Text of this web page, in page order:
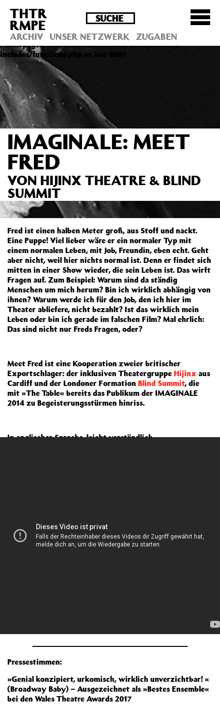
Deprecated : Die Funktion post_permalink ist seit
Version 4.4.0 veraltet! Verwende stattdessen
get_permalink(). in
/homepages/10/d43051023/htdocs/wordpress/wp-
includes/functions.php
on line
THTR
RMPE
ARCHIV UNSER NETZWERK ZUGABEN
IMAGINALE: MEET
FRED
VON HIJINX THEATRE & BLIND
SUMMIT
Fred ist einen halben Meter groß, aus Stoff und nackt.
Eine Puppe! Viel lieber wäre er ein normaler Typ mit
einem normalen Leben, mit Job, Freundin, eben echt. Geht
aber nicht, weil hier nichts normal ist. Denn er findet sich
mitten in einer Show wieder, die sein Leben ist. Das wirft
Fragen auf. Zum Beispiel: Warum sind da ständig
Menschen um mich herum? Bin ich wirklich abhängig von
ihnen? Warum werde ich für den Job, den ich hier im
Theater abliefere, nicht bezahlt? Ist das wirklich mein
Leben oder bin ich gerade im falschen Film? Mal ehrlich:
Das sind nicht nur Freds Fragen, oder?
Meet Fred ist eine Kooperation zweier britischer
Exportschlager: der inklusiven Theatergruppe Hijinx aus
Cardiff und der Londoner Formation Blind Summit, die
mit »The Table« bereits das Publikum der IMAGINALE
2014 zu Begeisterungsstürmen hinriss.
In englischer Sprache, leicht verständlich.
Pressestimmen:
»Genial konzipiert, urkomisch, wirklich unverzichtbar! «
(Broadway Baby) – Ausgezeichnet als »Bestes Ensemble«
bei den Wales Theatre Awards 2017